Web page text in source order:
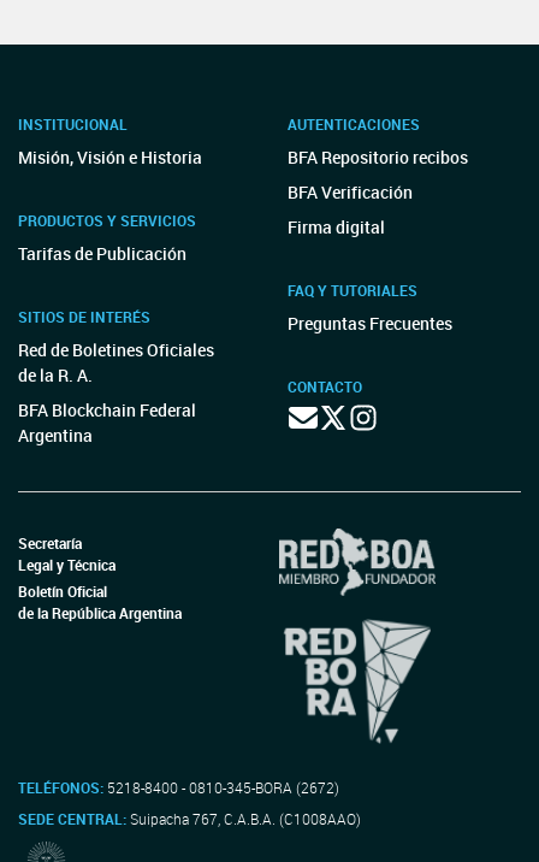
INSTITUCIONAL
Misión, Visión e Historia
PRODUCTOS Y SERVICIOS
Tarifas de Publicación
SITIOS DE INTERÉS
Red de Boletines Oficiales
de la R. A.
BFA Blockchain Federal
Argentina
AUTENTICACIONES
BFA Repositorio recibos
BFA Verificación
Firma digital
FAQ Y TUTORIALES
Preguntas Frecuentes
CONTACTO
Secretaría
Legal y Técnica
Boletín Oficial
de la República Argentina
TELÉFONOS: 5218-8400 - 0810-345-BORA (2672)
SEDE CENTRAL:Suipacha 767, C.A.B.A. (C1008AAO)